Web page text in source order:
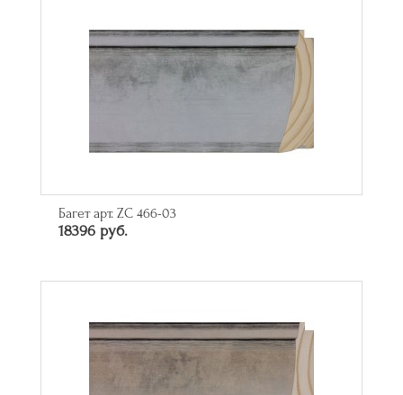
Багет арт. ZC 466-03
18396 руб.